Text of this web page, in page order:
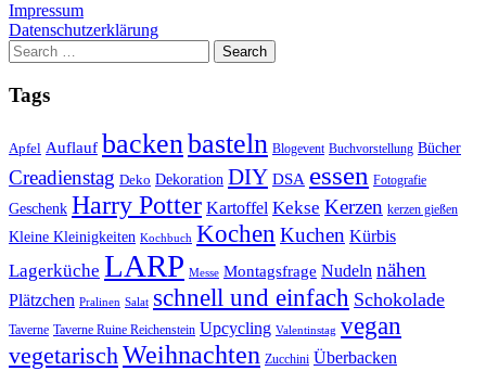
Impressum
Datenschutzerklärung
Search
for:
Tags
Apfel Auflauf backenbasteln Blogevent Buchvorstellung Bücher
Creadienstag Deko Dekoration DIY DSA essen Fotografie
Geschenk Harry Potter Kartoffel Kekse Kerzen kerzen gießen
Kleine Kleinigkeiten Kochbuch Kochen Kuchen Kürbis
Lagerküche LARP Messe Montagsfrage Nudeln nähen
Plätzchen Pralinen Salat schnell und einfach Schokolade
Taverne Taverne Ruine Reichenstein Upcycling Valentinstag vegan
vegetarischWeihnachten Zucchini Überbacken